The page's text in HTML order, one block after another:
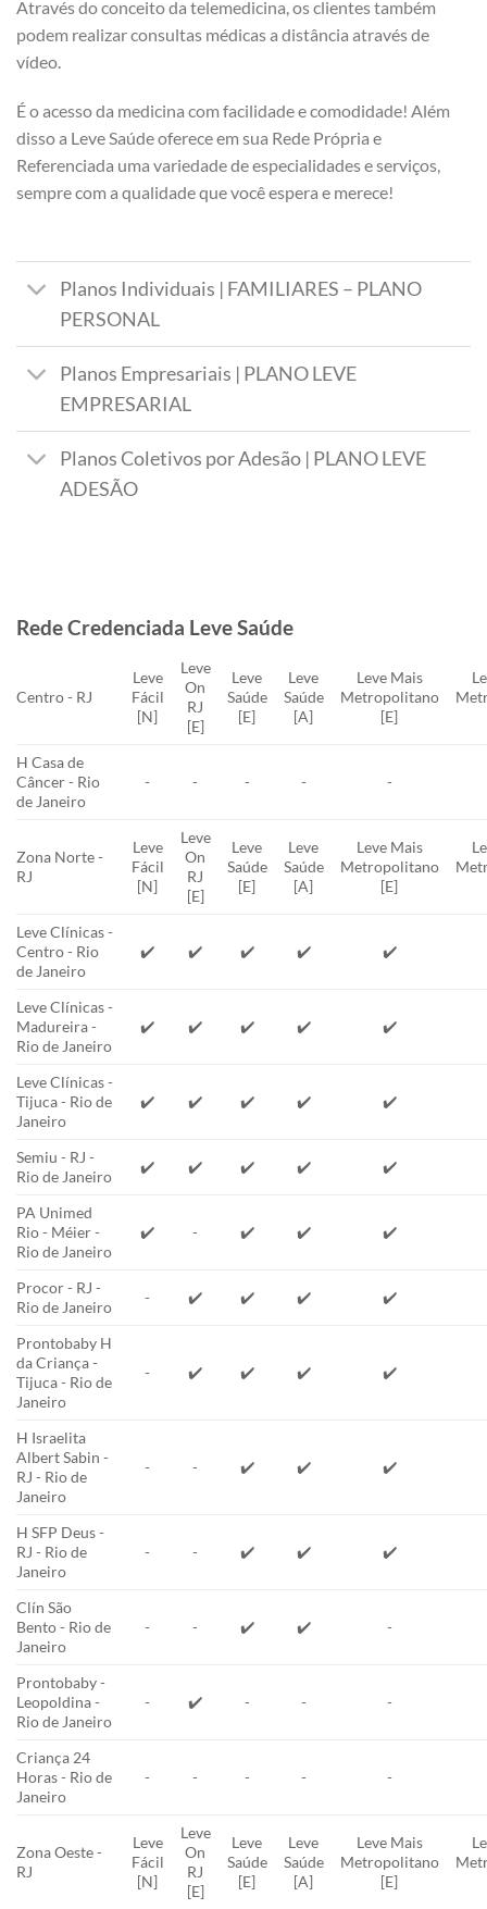
Através do conceito da telemedicina, os clientes também
podem realizar consultas médicas a distância através de
vídeo.
É o acesso da medicina com facilidade e comodidade! Além
disso a Leve Saúde oferece em sua Rede Própria e
Referenciada uma variedade de especialidades e serviços,
sempre com a qualidade que você espera e merece!
Planos Individuais | FAMILIARES – PLANO
PERSONAL
Planos Empresariais | PLANO LEVE
EMPRESARIAL
Planos Coletivos por Adesão | PLANO LEVE
ADESÃO
Rede Credenciada Leve Saúde
Centro - RJ
Leve
Fácil
[N]
Leve
On
RJ
[E]
Leve
Saúde
[E]
Leve
Saúde
[A]
Leve Mais
Metropolitano
[E]
H Casa de
Câncer - Rio
de Janeiro
- - - - -
Zona Norte -
RJ
Leve
Fácil
[N]
Leve
On
RJ
[E]
Leve
Saúde
[E]
Leve
Saúde
[A]
Leve Mais
Metropolitano
[E]
Leve Clínicas -
Centro - Rio
de Janeiro
✔️ ✔️ ✔️ ✔️ ✔️
Leve Clínicas -
Madureira -
Rio de Janeiro
✔️ ✔️ ✔️ ✔️ ✔️
Leve Clínicas -
Tijuca - Rio de
Janeiro
✔️ ✔️ ✔️ ✔️ ✔️
Semiu - RJ -
Rio de Janeiro
✔️ ✔️ ✔️ ✔️ ✔️
PA Unimed
Rio - Méier -
Rio de Janeiro
✔️ - ✔️ ✔️ ✔️
Procor - RJ -
Rio de Janeiro
- ✔️ ✔️ ✔️ ✔️
Prontobaby H
da Criança -
Tijuca - Rio de
Janeiro
- ✔️ ✔️ ✔️ ✔️
H Israelita
Albert Sabin -
RJ - Rio de
Janeiro
- - ✔️ ✔️ ✔️
H SFP Deus -
RJ - Rio de
Janeiro
- - ✔️ ✔️ ✔️
Clín São
Bento - Rio de
Janeiro
- - ✔️ ✔️ -
Prontobaby -
Leopoldina -
Rio de Janeiro
- ✔️ - - -
Criança 24
Horas - Rio de
Janeiro
- - - - -
Zona Oeste -
RJ
Leve
Fácil
[N]
Leve
On
RJ
[E]
Leve
Saúde
[E]
Leve
Saúde
[A]
Leve Mais
Metropolitano
[E]